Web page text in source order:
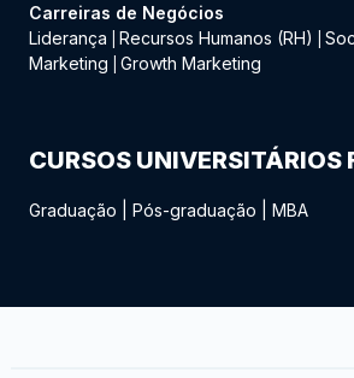
Carreiras de Negócios
Liderança
Recursos Humanos (RH)
Marketing
Growth Marketing
CURSOS UNIVERSITÁRIOS
Graduação Pós-graduação MBA